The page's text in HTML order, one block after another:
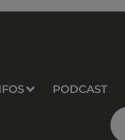
PODCAST